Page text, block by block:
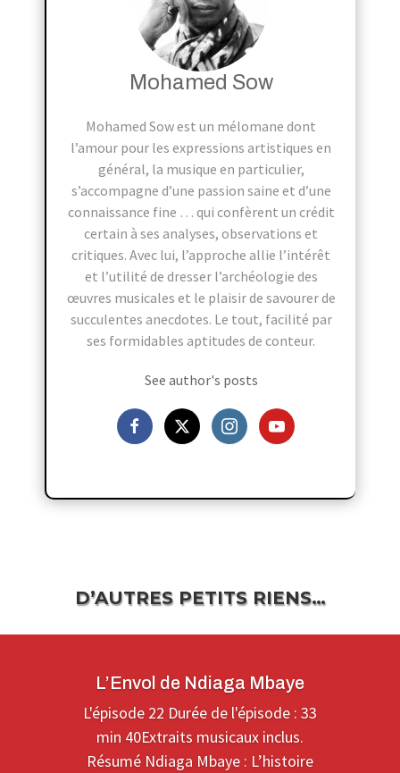
Mohamed Sow
Mohamed Sow est un mélomane dont
l’amour pour les expressions artistiques en
général, la musique en particulier,
s’accompagne d’une passion saine et d’une
connaissance fine … qui confèrent un crédit
certain à ses analyses, observations et
critiques. Avec lui, l’approche allie l’intérêt
et l’utilité de dresser l’archéologie des
œuvres musicales et le plaisir de savourer de
succulentes anecdotes. Le tout, facilité par
ses formidables aptitudes de conteur.
See author's posts
D’AUTRES PETITS RIENS…
L’Envol de Ndiaga Mbaye
L'épisode 22 Durée de l'épisode : 33
min 40Extraits musicaux inclus.
Résumé Ndiaga Mbaye : L’histoire